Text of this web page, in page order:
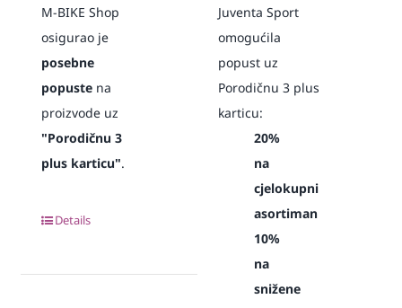
M-BIKE Shop
osigurao je
posebne
popustena
proizvode uz
"Porodičnu 3
plus karticu".
Details
Juventa Sport
omogućila
popust uz
Porodičnu 3 plus
karticu:
20%
na
cjelokupni
asortiman
10%
na
snižene